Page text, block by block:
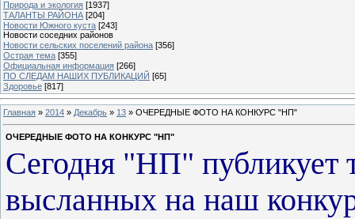
Природа и экология [1937]
ТАЛАНТЫ РАЙОНА [204]
Новости Южного куста [243]
Новости соседних районов
Новости сельских поселений района [356]
Острая тема [355]
Официальная информация [266]
ПО СЛЕДАМ НАШИХ ПУБЛИКАЦИЙ [65]
Здоровье [817]
Главная » 2014 » Декабрь » 13 » ОЧЕРЕДНЫЕ ФОТО НА КОНКУРС "НП"
ОЧЕРЕДНЫЕ ФОТО НА КОНКУРС "НП"
Сегодня "НП" публикует
высланных на наш